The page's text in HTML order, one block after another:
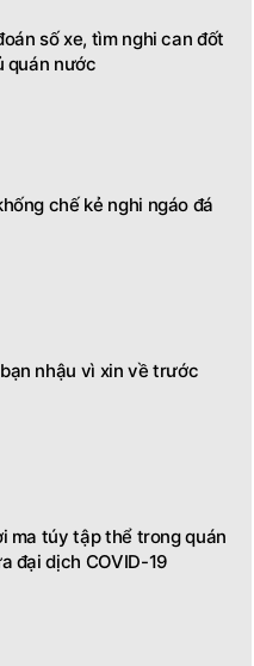
số xe, tìm nghi can đốt
quán nước
chế kẻ nghi ngáo đá
nhậu vì xin về trước
ma túy tập thể trong quán
đại dịch COVID-19